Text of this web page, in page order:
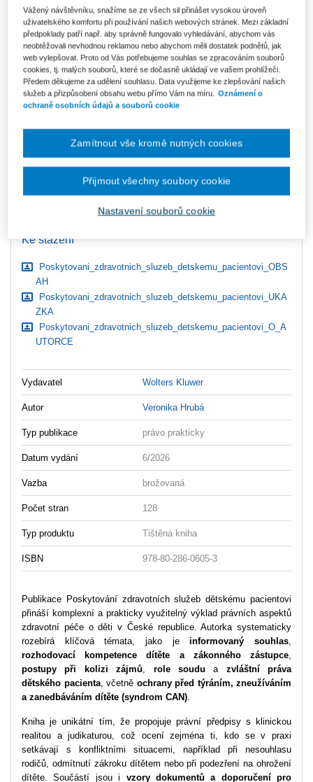
V prodeji - ihned k dispozici
Co je Smarteca?
Kde najdu soubory e-knih?
412 Kč
Ušetříte 216 Kč
DMOC 628 Kč
Balíček - Tištěná kniha + E-kniha
Smarteca + soubory ke stažení
Skladem- expedice do 2 pracovních dnů
Co je Smarteca?
Upozorňujeme, že v období od 1.8. do 21.8. z technických
důvodů nemůžeme vystavovat daňové doklady. Budou vám
ks Vložit do košíku
Ke stažení
Poskytovani_zdravotnich_sluzeb_detskemu_pacientovi_OBS
AH
Poskytovani_zdravotnich_sluzeb_detskemu_pacientovi_UKA
ZKA
Poskytovani_zdravotnich_sluzeb_detskemu_pacientovi_O_A
UTORCE
Vydavatel Wolters Kluwer
Autor Veronika Hrubá
Typ publikace právo prakticky
Datum vydání 6/2026
Vazba brožovaná
Počet stran 128
Typ produktu Tištěná kniha
ISBN 978-80-286-0605-3
Publikace Poskytování zdravotních služeb dětskému pacientovi
přináší komplexní a prakticky využitelný výklad právních aspektů
zdravotní péče o děti v České republice. Autorka systematicky
rozebírá klíčová témata, jako jeinformovaný souhlas
rozhodovací kompetence dítěte a zákonného zástupce
postupy při
kolizi zájmů role soudu a zvláštní práva
dětského pacienta, včetně ochrany před týráním, zneužíváním
a zanedbáváním dítěte (syndrom CAN)
Kniha je unikátní tím, že propojuje právní předpisy s klinickou
realitou a judikaturou, což ocení zejména ti, kdo se v praxi
setkávají s konfliktními situacemi, například při nesouhlasu
rodičů, odmítnutí zákroku dítětem nebo při podezření na ohrožení
dítěte. Součástí jsou i vzory dokumentů a doporučení pro
Vážený návštěvníku, snažíme se ze všech sil přinášet vysokou úroveň
uživatelského komfortu při používání našich webových stránek. Mezi základní
předpoklady patří např. aby správně fungovalo vyhledávání, abychom vás
neobtěžovali nevhodnou reklamou nebo abychom měli dostatek podnětů, jak
web vylepšovat. Proto od Vás potřebujeme souhlas se zpracováním souborů
cookies, tj. malých souborů, které se dočasně ukládají ve vašem prohlížeči.
Předem děkujeme za udělení souhlasu. Data využijeme ke zlepšování našich
služeb a přizpůsobení obsahu webu přímo Vám na míru.
Oznámení o
ochraně osobních údajů a souborů cookie
Nastavení souborů cookie
Zamítnout vše kromě nutných cookies
Přijmout všechny soubory cookie